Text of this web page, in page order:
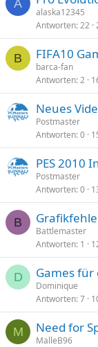
A
alaska12345
Antworten 22
B FIFA10
barca-fan
Antworten 2
Neues
Postmaster
Antworten 0
PES 2010
Postmaster
Antworten 0
B
Battlemaster
Antworten 1
D Games
Dominique
Antworten 7
M Need for
MalleB96